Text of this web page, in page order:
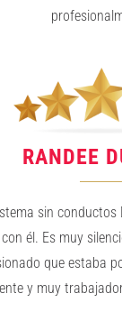
RANDEE
sin conductos
él. Es muy
que estaba
y muy